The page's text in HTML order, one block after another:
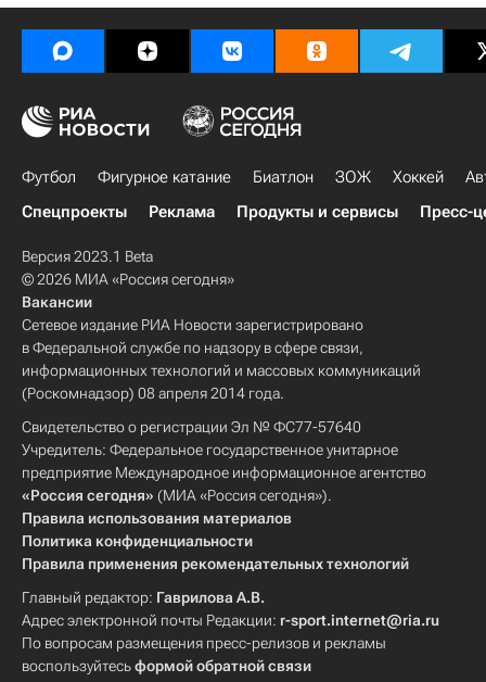
Футбол Фигурное катание Биатлон ЗОЖ Хоккей
Спецпроекты
Реклама Продукты и сервисы Пресс-
Версия 2023.1 Beta
© 2026 МИА «Россия сегодня»
Вакансии
Сетевое издание РИА Новости зарегистрировано
в Федеральной службе по надзору в сфере связи,
информационных технологий и массовых коммуникаций
(Роскомнадзор) 08 апреля 2014 года.
Свидетельство о регистрации Эл № ФС77-57640
Учредитель: Федеральное государственное унитарное
предприятие Международное информационное агентство
«Россия сегодня» (МИА «Россия сегодня»).
Правила использования материалов
Политика конфиденциальности
Правила применения рекомендательных технологий
Главный редактор: Гаврилова А.В.
Адрес электронной почты Редакции: r-sport.internet@ria.ru
По вопросам размещения пресс-релизов и рекламы
воспользуйтесьформой обратной связи